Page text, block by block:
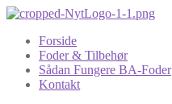
Forside
Foder & Tilbehør
Sådan Fungere BA-Foder
Kontakt